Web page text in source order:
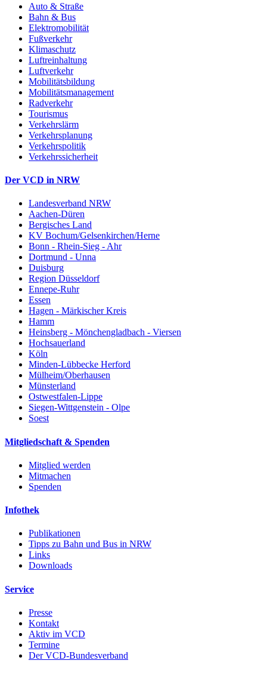
Auto & Straße
Bahn & Bus
Elektromobilität
Fußverkehr
Klimaschutz
Luftreinhaltung
Luftverkehr
Mobilitätsbildung
Mobilitätsmanagement
Radverkehr
Tourismus
Verkehrslärm
Verkehrsplanung
Verkehrspolitik
Verkehrssicherheit
Der VCD in NRW
Landesverband NRW
Aachen-Düren
Bergisches Land
KV Bochum/Gelsenkirchen/Herne
Bonn - Rhein-Sieg - Ahr
Dortmund - Unna
Duisburg
Region Düsseldorf
Ennepe-Ruhr
Essen
Hagen - Märkischer Kreis
Hamm
Heinsberg - Mönchengladbach - Viersen
Hochsauerland
Köln
Minden-Lübbecke Herford
Mülheim/Oberhausen
Münsterland
Ostwestfalen-Lippe
Siegen-Wittgenstein - Olpe
Soest
Mitgliedschaft & Spenden
Mitglied werden
Mitmachen
Spenden
Infothek
Publikationen
Tipps zu Bahn und Bus in NRW
Links
Downloads
Service
Presse
Kontakt
Aktiv im VCD
Termine
Der VCD-Bundesverband